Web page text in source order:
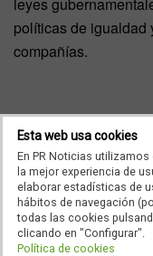
políticas de igualdad
compañías.
Esta web usa cookies
En PR Noticias
la mejor experiencia de
elaborar estadísticas de
hábitos de navegación
todas las cookies
clicando en "Configurar".
Política de cookies